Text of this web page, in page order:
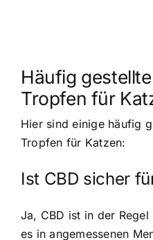
Häufig
Tropfen für
Hier sind einige häufig
Tropfen für Katzen:
Ist CBD sicher
Ja, CBD ist in der
es in angemessenen